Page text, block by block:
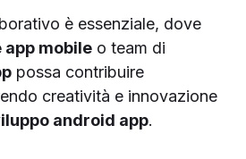
è essenziale, dove
mobile o team di
possa contribuire
creatività e innovazione
android app.